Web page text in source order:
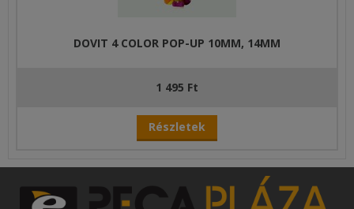
DOVIT 4 COLOR POP-UP 10MM, 14MM
1 495 Ft
Részletek